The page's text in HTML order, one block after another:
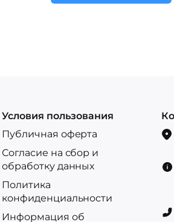
Условия пользования
Публичная оферта
Согласие на сбор и
обработку данных
Политика
конфиденциальности
Информация об